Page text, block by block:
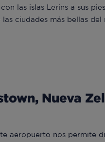
las islas Lerins a sus
ciudades más bellas del
Nueva
aeropuerto nos permite